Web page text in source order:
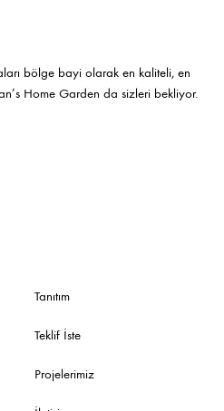
bölge bayi olarak en kaliteli, en
Home Garden da sizleri bekliyor.
Tanıtım
Teklif İste
Projelerimiz